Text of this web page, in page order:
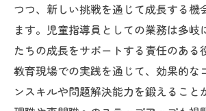
子どもたちと共に成長する！
の魅力
児童指導員が支える未来！
取り組み
合同会社縁架で実現する児
つつ、新しい挑戦を通じて成長する機
ます。児童指導員としての業務は多岐
たちの成長をサポートする責任のある
教育現場での実践を通じて、効果的な
ンスキルや問題解決能力を鍛えること